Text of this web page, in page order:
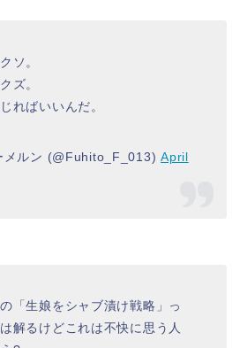
ソ。
ズ。
ればいいんだ。
メルン (@Fuhito_F_013)April
「生娘をシャブ漬け戦略」っ
解るけどこれは不快に思う人